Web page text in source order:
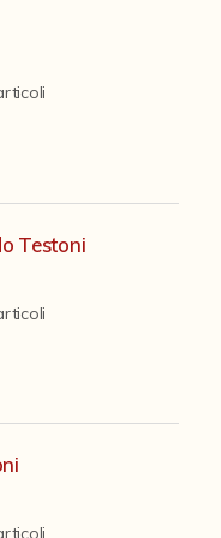
con recensioni riferite
articoli
articoli
di lui o di sue
Testoni